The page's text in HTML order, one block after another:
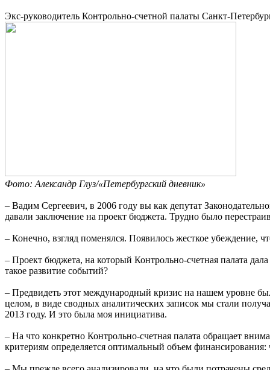
Экс-руководитель Контрольно-счетной палаты Санкт-
Фото: Александр Глуз/«Петербургский дневник»
– Вадим Сергеевич, в 2006 году вы как депутат
давали заключение на проект бюджета. Трудно было
– Конечно, взгляд поменялся. Появилось жесткое убеждение,
– Проект бюджета, на который Контрольно-счетная палата
такое развитие событий?
– Предвидеть этот международный кризис на нашем уровне
целом, в виде сводных аналитических записок мы стали
2013 году. И это была моя инициатива.
– На что конкретно Контрольно-счетная палата обращает
критериям определяется оптимальный объем